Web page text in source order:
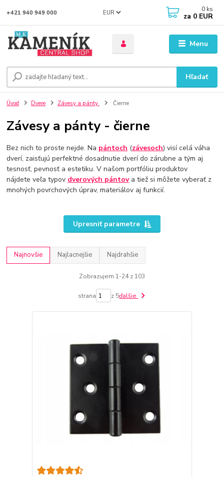
Menu
EUR
Hľadať
+421 940 949 000 0 ks
za 0 EUR
Úvod Dvere Závesy a pánty Čierne
Závesy a pánty - čierne
Bez nich to proste nejde. Na pántoch (závesoch) visí celá váha
dverí, zaisťujú perfektné dosadnutie dverí do zárubne a tým aj
tesnosť, pevnosť a estetiku. V našom portfóliu produktov
nájdete veľa typov dverových pántova tiež si môžete vyberať z
mnohých povrchových úprav, materiálov aj funkcií.
Upresniť parametre
Najnovšie Najlacnejšie Najdrahšie
Zobrazujem 1-24 z 103
strana z 5ďalšie